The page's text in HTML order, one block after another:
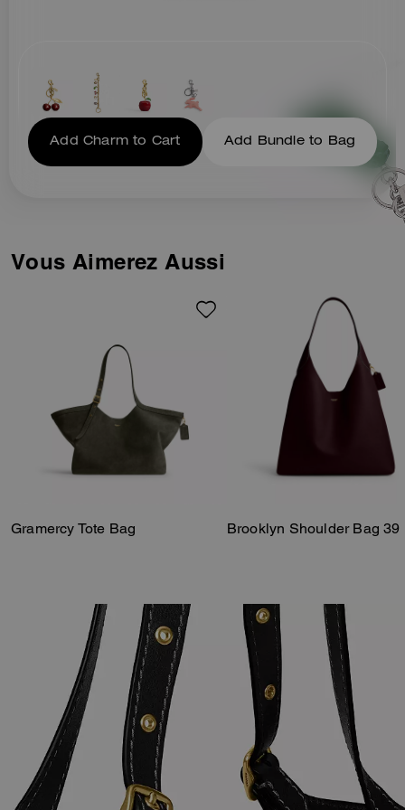
Add Charm to Cart Add Bundle to Bag
Vous Aimerez Aussi
Gramercy Tote Bag Brooklyn Shoulder Bag 39